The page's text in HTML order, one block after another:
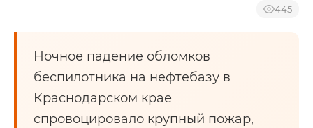
445
Ночное падение обломков
беспилотника на нефтебазу в
Краснодарском крае
спровоцировало крупный пожар,